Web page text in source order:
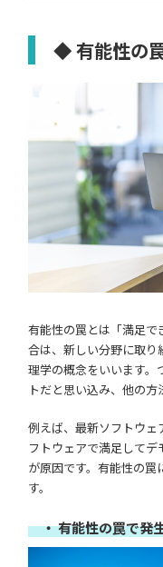
◆ 有能性の
有能性の罠とは「満足
合は、新しい分野に取り
理学の概念をいいます。
トだと思い込み、他の方
例えば、最新ソフトウェ
フトウェアで満足して
が原因です。有能性の罠
す。
・ 有能性の罠で発